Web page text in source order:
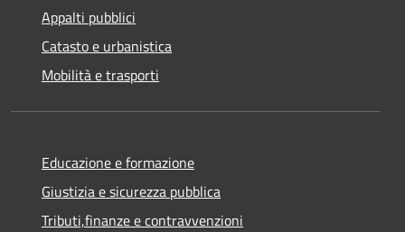
Appalti pubblici
Catasto e urbanistica
Mobilità e trasporti
Educazione e formazione
Giustizia e sicurezza pubblica
Tributi,finanze e contravvenzioni